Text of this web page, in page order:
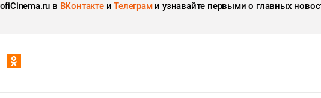
в ВКонтактеиТелеграми узнавайте первыми о главных